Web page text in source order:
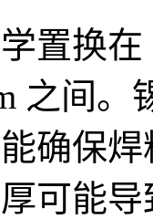
置换
之间
确保
可能